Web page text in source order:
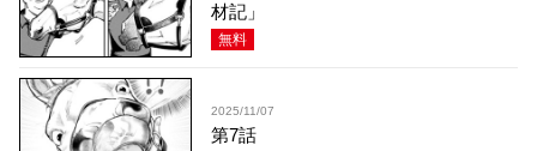
材記」
無料
2025/11/07
第7話